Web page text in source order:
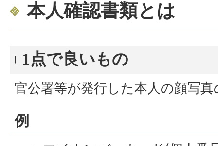
本人確認書類とは
1点で良いもの
官公署等が発行した本人の顔写
例